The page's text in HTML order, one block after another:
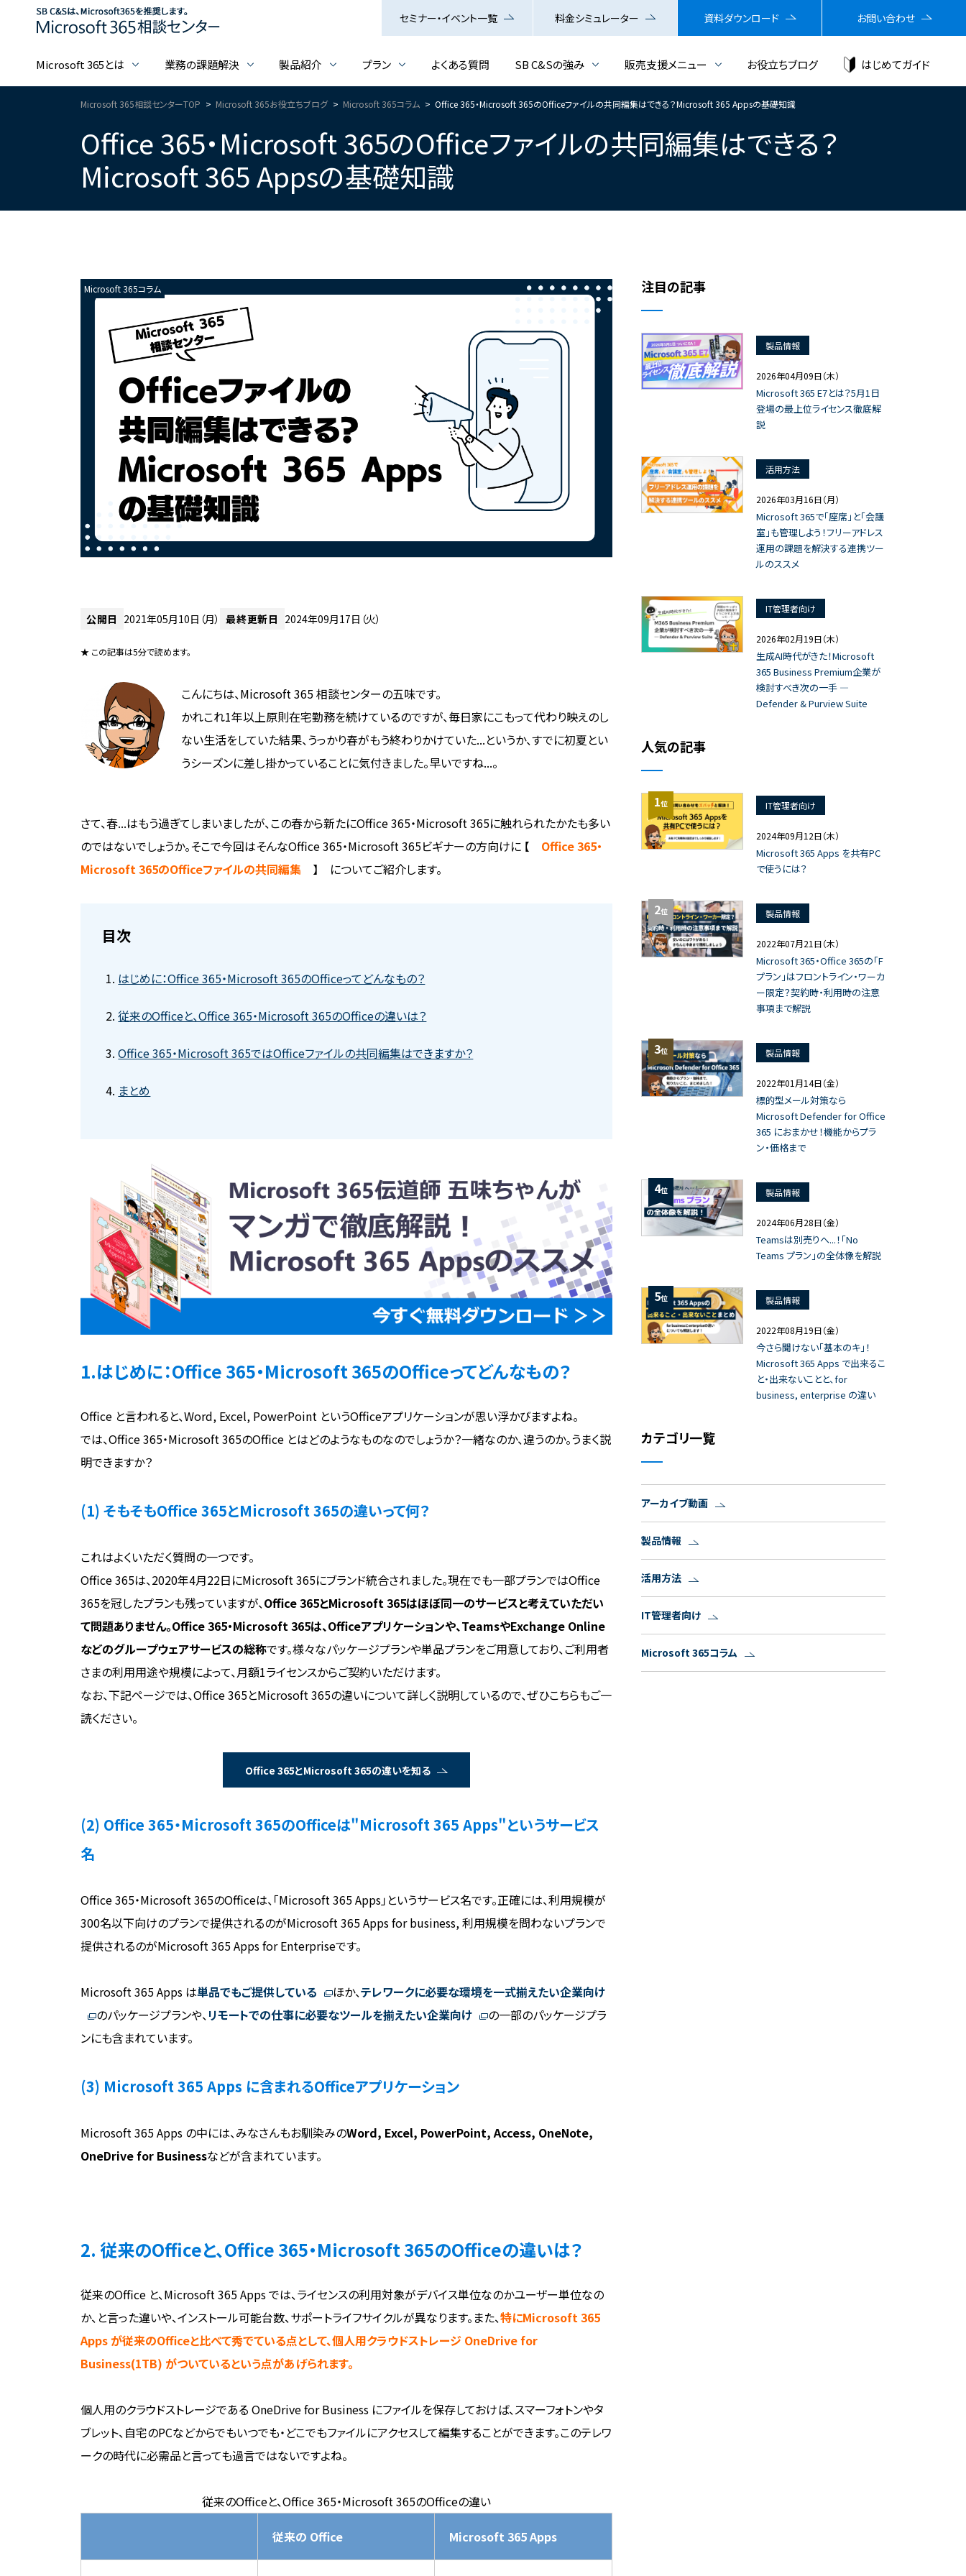
セミナー・イベント一覧 料金シミュレーター 資料ダウンロード お問い合わせ
Microsoft 365とは 業務の課題解決 製品紹介 プラン よくある質問 SB C&Sの強み 販売支援メニュー お役立ちブログ はじめてガイド
Microsoft 365相談センターTOP Microsoft 365お役立ちブログ Microsoft 365コラム Office 365・Microsoft 365のOfficeファイルの共同編集はできる？Microsoft 365 Appsの基礎知識
Office 365・Microsoft 365のOfficeファイルの共同編集はできる？
Microsoft 365 Appsの基礎知識
Microsoft 365コラム
公開日 2021年05月10日（月） 最終更新日 2024年09月17日（火）
★ この記事は5分で読めます。
こんにちは、Microsoft 365 相談センターの五味です。
かれこれ1年以上原則在宅勤務を続けているのですが、毎日家にこもって代わり映えのし
ない生活をしていた結果、うっかり春がもう終わりかけていた...というか、すでに初夏とい
うシーズンに差し掛かっていることに気付きました。早いですね...。
さて、春...はもう過ぎてしまいましたが、この春から新たにOffice 365・Microsoft 365に触れられたかたも多い
のではないでしょうか。そこで今回はそんなOffice 365・Microsoft 365ビギナーの方向けに 【 Office 365・
Microsoft 365のOfficeファイルの共同編集 】 についてご紹介します。
目次
はじめに：Office 365・Microsoft 365のOfficeってどんなもの？
従来のOfficeと、Office 365・Microsoft 365のOfficeの違いは？
Office 365・Microsoft 365ではOfficeファイルの共同編集はできますか？
まとめ
1.はじめに：Office 365・Microsoft 365のOfficeってどんなもの？
Office と言われると、Word, Excel, PowerPoint というOfficeアプリケーションが思い浮かびますよね。
では、Office 365・Microsoft 365のOffice とはどのようなものなのでしょうか？一緒なのか、違うのか。うまく説
明できますか？
(1) そもそもOffice 365とMicrosoft 365の違いって何？
これはよくいただく質問の一つです。
Office 365は、2020年4月22日にMicrosoft 365にブランド統合されました。現在でも一部プランではOffice
365を冠したプランも残っていますが、Office 365とMicrosoft 365はほぼ同一のサービスと考えていただい
て問題ありません。Office 365・Microsoft 365は、Officeアプリケーションや、TeamsやExchange Online
などのグループウェアサービスの総称です。様々なパッケージプランや単品プランをご用意しており、ご利用者
さまの利用用途や規模によって、月額1ライセンスからご契約いただけます。
なお、下記ページでは、Office 365とMicrosoft 365の違いについて詳しく説明しているので、ぜひこちらもご一
読ください。
Office 365とMicrosoft 365の違いを知る
(2) Office 365・Microsoft 365のOfficeは"Microsoft 365 Apps"というサービス
名
Office 365・Microsoft 365のOfficeは、「Microsoft 365 Apps」というサービス名です。正確には、利用規模が
300名以下向けのプランで提供されるのがMicrosoft 365 Apps for business, 利用規模を問わないプランで
提供されるのがMicrosoft 365 Apps for Enterpriseです。
Microsoft 365 Apps は単品でもご提供している ほか、テレワークに必要な環境を一式揃えたい企業向け
のパッケージプランや、リモートでの仕事に必要なツールを揃えたい企業向け
の一部のパッケージプラ
ンにも含まれています。
(3) Microsoft 365 Apps に含まれるOfficeアプリケーション
Microsoft 365 Apps の中には、みなさんもお馴染みのWord, Excel, PowerPoint, Access, OneNote,
OneDrive for Businessなどが含まれています。
2. 従来のOfficeと、Office 365・Microsoft 365のOfficeの違いは？
従来のOffice と、Microsoft 365 Apps では、ライセンスの利用対象がデバイス単位なのかユーザー単位なの
か、と言った違いや、インストール可能台数、サポートライフサイクルが異なります。また、特にMicrosoft 365
Apps が従来のOfficeと比べて秀でている点として、個人用クラウドストレージ OneDrive for
Business(1TB) がついているという点があげられます。
個人用のクラウドストレージである OneDrive for Business にファイルを保存しておけば、スマーフォトンやタ
ブレット、自宅のPCなどからでもいつでも・どこでもファイルにアクセスして編集することができます。このテレワ
ークの時代に必需品と言っても過言ではないですよね。
従来のOfficeと、Office 365・Microsoft 365のOfficeの違い
従来の Office Microsoft 365 Apps
注目の記事
製品情報
2026年04月09日（木）
Microsoft 365 E7とは？5月1日
登場の最上位ライセンス徹底解
説
活用方法
2026年03月16日（月）
Microsoft 365で「座席」と「会議
室」も管理しよう！フリーアドレス
運用の課題を解決する連携ツー
ルのススメ
IT管理者向け
2026年02月19日（木）
生成AI時代がきた！Microsoft
365 Business Premium企業が
検討すべき次の一手 ―
Defender & Purview Suite
人気の記事
1位 IT管理者向け
2024年09月12日（木）
Microsoft 365 Apps を共有PC
で使うには？
2位 製品情報
2022年07月21日（木）
Microsoft 365・Office 365の「F
プラン」はフロントライン・ワーカ
ー限定？契約時・利用時の注意
事項まで解説
3位 製品情報
2022年01月14日（金）
標的型メール対策なら
Microsoft Defender for Office
365 におまかせ！機能からプラ
ン・価格まで
4位 製品情報
2024年06月28日（金）
Teamsは別売りへ...！「No
Teams プラン」の全体像を解説
5位 製品情報
2022年08月19日（金）
今さら聞けない「基本のキ」！
Microsoft 365 Apps で出来るこ
と・出来ないことと、for
business, enterprise の違い
カテゴリ一覧
アーカイブ動画
製品情報
活用方法
IT管理者向け
Microsoft 365コラム